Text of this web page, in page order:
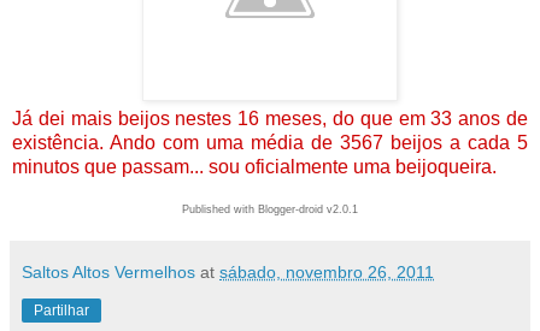
Já dei mais beijos nestes 16 meses, do que em 33 anos de
existência. Ando com uma média de 3567 beijos a cada 5
minutos que passam... sou oficialmente uma beijoqueira.
Published with Blogger-droid v2.0.1
Saltos Altos Vermelhos at sábado, novembro 26, 2011
Partilhar